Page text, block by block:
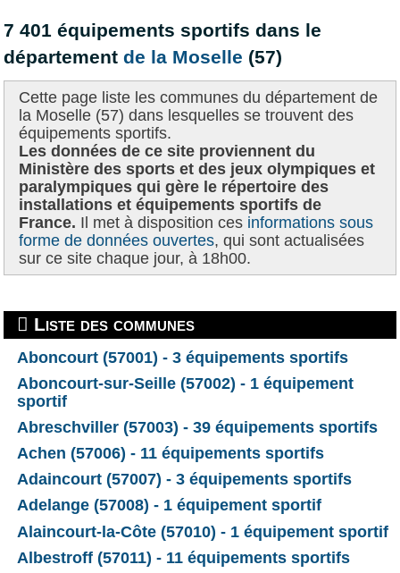
Tous les départements
Recherche avancée
7 401 équipements sportifs dans le
départementde la Moselle (57)
Cette page liste les communes du département de
la Moselle (57) dans lesquelles se trouvent des
équipements sportifs.
Les données de ce site proviennent du
Ministère des sports et des jeux olympiques et
paralympiques qui gère le répertoire des
installations et équipements sportifs de
France. Il met à disposition ces informations sous
forme de données ouvertes, qui sont actualisées
sur ce site chaque jour, à 18h00.
Liste des communes
Aboncourt (57001) - 3 équipements sportifs
Aboncourt-sur-Seille (57002) - 1 équipement
sportif
Abreschviller (57003) - 39 équipements sportifs
Achen (57006) - 11 équipements sportifs
Adaincourt (57007) - 3 équipements sportifs
Adelange (57008) - 1 équipement sportif
Alaincourt-la-Côte (57010) - 1 équipement sportif
Albestroff (57011) - 11 équipements sportifs